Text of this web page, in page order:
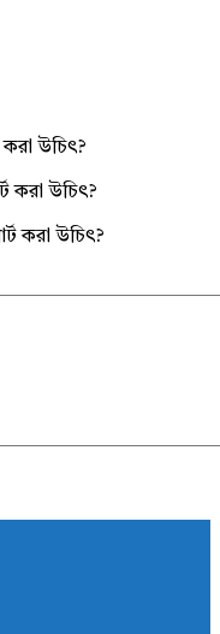
উচিৎ?
করা উচিৎ?
করা উচিৎ?